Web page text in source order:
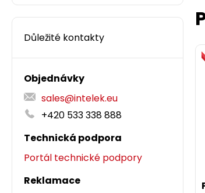
Důležité kontakty
Objednávky
sales@intelek.eu
+420 533 338 888
Technická podpora
Portál technické podpory
Reklamace